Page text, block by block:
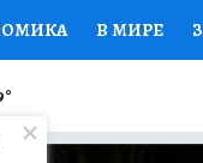
В МИРЕ
СЕМЬЯ
°